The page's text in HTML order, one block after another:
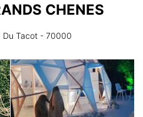
CHENES
Du Tacot - 70000